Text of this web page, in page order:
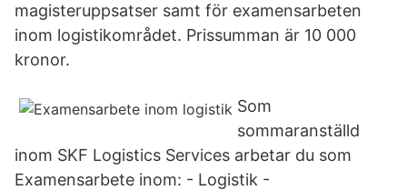
magisteruppsatser samt för examensarbeten
inom logistikområdet. Prissumman är 10 000
kronor.
Som
sommaranställd
inom SKF Logistics Services arbetar du som
Examensarbete inom: - Logistik -